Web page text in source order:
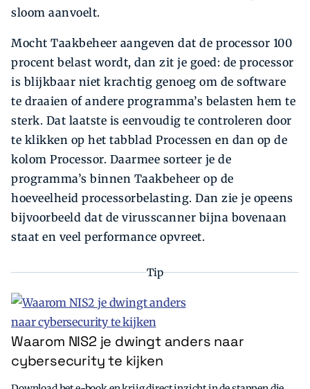
sloom aanvoelt.
Mocht Taakbeheer aangeven dat de processor 100
procent belast wordt, dan zit je goed: de processor
is blijkbaar niet krachtig genoeg om de software
te draaien of andere programma’s belasten hem te
sterk. Dat laatste is eenvoudig te controleren door
te klikken op het tabblad Processen en dan op de
kolom Processor. Daarmee sorteer je de
programma’s binnen Taakbeheer op de
hoeveelheid processorbelasting. Dan zie je opeens
bijvoorbeeld dat de virusscanner bijna bovenaan
staat en veel performance opvreet.
Tip
Waarom NIS2 je dwingt anders naar
cybersecurity te kijken